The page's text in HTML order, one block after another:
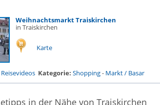
Weihnachtsmarkt Traiskirchen
in Traiskirchen
Karte
Kategorie: Shopping- Markt / Basar
in der Nähe von Traiskirchen